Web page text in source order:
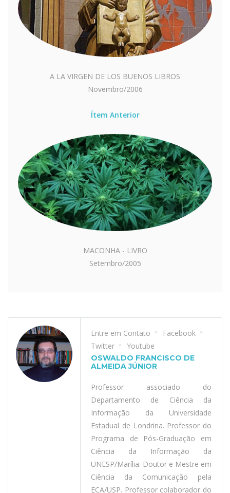
A LA VIRGEN DE LOS BUENOS LIBROS
Novembro/2006
Ítem Anterior
MACONHA - LIVRO
Setembro/2005
Entre em Contato
Facebook
Twitter
Youtube
OSWALDO FRANCISCO DE
ALMEIDA JÚNIOR
Professor associado do
Departamento de Ciência da
Informação da Universidade
Estadual de Londrina. Professor do
Programa de Pós-Graduação em
Ciência da Informação da
UNESP/Marília. Doutor e Mestre em
Ciência da Comunicação pela
ECA/USP. Professor colaborador do